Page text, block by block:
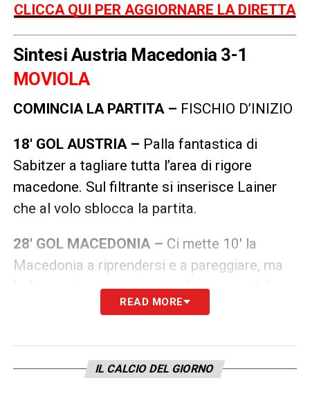
CLICCA QUI PER AGGIORNARE LA DIRETTA
Sintesi Austria Macedonia 3-1
MOVIOLA
COMINCIA LA PARTITA – FISCHIO D’INIZIO
18′ GOL AUSTRIA – Palla fantastica di
Sabitzer a tagliare tutta l’area di rigore
macedone. Sul filtrante si inserisce Lainer
che al volo sblocca la partita.
28′ GOL MACEDONIA – Ci mette 10′ la
Macedonia a riprendersi e a pareggiare, ma
lo fa grazie a un pasticcio clamoroso del
portiere austriaco Bachmann che si lascia
Pandev è lì, sempre al posto giusto, e a porta
vuota insacca l’1-1.
READ MORE
IL CALCIO DEL GIORNO